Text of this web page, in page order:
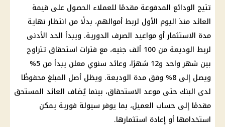
تتيح الودائع المدفوعة مقدمًا للعملاء الحصول على قيمة
العائد منذ اليوم الأول لربط أموالهم، بدلًا من انتظار نهاية
مدة الاستثمار أو مواعيد الصرف الدورية. ويبدأ الحد الأدنى
لربط الوديعة من 100 ألف جنيه، مع فترات استحقاق تتراوح
بين شهر واحد و12 شهرًا، وعائد سنوي معلن يبدأ من 5%
ويصل إلى 8% وفق مدة الوديعة. ويظل أصل المبلغ محفوظًا
لدى البنك حتى موعد الاستحقاق، بينما يُضاف العائد المستحق
مقدمًا إلى حساب العميل، بما يوفر سيولة فورية يمكن
استخدامها أو إعادة استثمارها.